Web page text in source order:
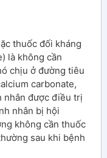
thuốc đối kháng
là không cần
chịu ở đường tiêu
carbonate,
nhân được điều trị
nhân bị hội
không cần thuốc
sau khi bệnh